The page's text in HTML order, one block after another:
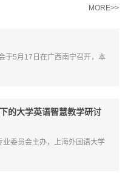
MORE>>
于5月17日在广西南宁召开，本
的大学英语智慧教学研讨
委员会主办，上海外国语大学